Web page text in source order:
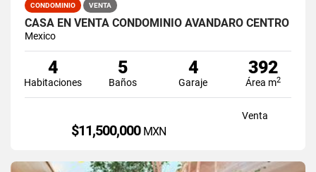
CONDOMINIO VENTA
CASA EN VENTA CONDOMINIO AVANDARO CENTRO
Mexico
4
Habitaciones
5
Baños
4
Garaje
392
Área m2
Venta
$11,500,000 MXN